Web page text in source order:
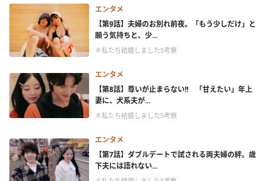
エンタメ
【第9話】夫婦のお別れ前夜。「もう少しだけ」と
願う気持ちと、少...
＃私たち結婚しました5考察
エンタメ
【第8話】尊いが止まらない!! 「甘えたい」年上
妻に、犬系夫が...
＃私たち結婚しました5考察
エンタメ
【第7話】ダブルデートで試される両夫婦の絆。歳
下夫には語れない...